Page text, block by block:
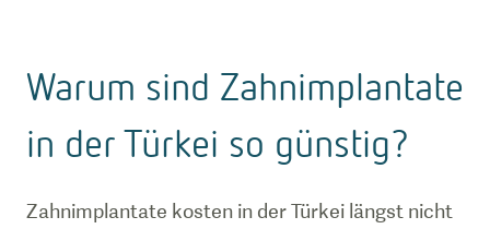
Warum sind Zahnimplantate
in der Türkei so günstig?
Zahnimplantate kosten in der Türkei längst nicht